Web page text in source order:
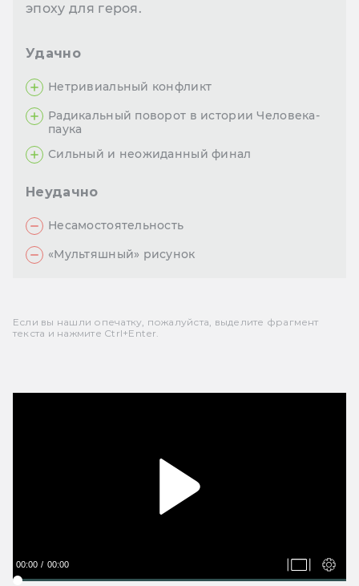
эпоху для героя.
Удачно
Нетривиальный конфликт
Радикальный поворот в истории Человека-
паука
Сильный и неожиданный финал
Неудачно
Несамостоятельность
«Мультяшный» рисунок
Если вы нашли опечатку, пожалуйста, выделите фрагмент
текста и нажмите Ctrl+Enter.
00:00 00:00